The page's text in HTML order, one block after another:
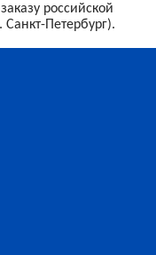
российской
Санкт-Петербург).